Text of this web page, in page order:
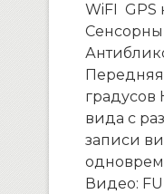
WiFI GPS
градусов
вида с
записи
Видео: